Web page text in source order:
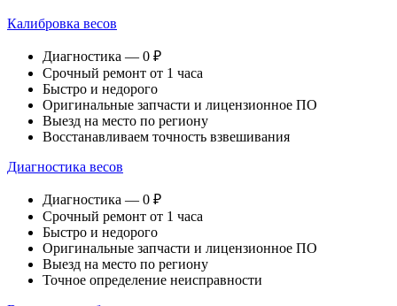
Калибровка весов
Диагностика — 0 ₽
Срочный ремонт от 1 часа
Быстро и недорого
Оригинальные запчасти и лицензионное ПО
Выезд на место по региону
Восстанавливаем точность взвешивания
Диагностика весов
Диагностика — 0 ₽
Срочный ремонт от 1 часа
Быстро и недорого
Оригинальные запчасти и лицензионное ПО
Выезд на место по региону
Точное определение неисправности